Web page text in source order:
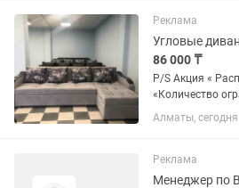
Ведение
Выполнение...
Реклама
86 000 ₸
P/S Акция «
«Количество
готовые всегда
тканей есть,
Алматы, сегодня
Реклама
Менеджер по